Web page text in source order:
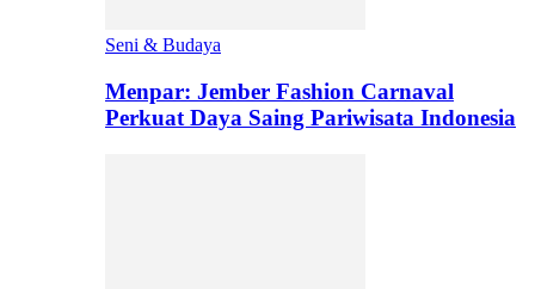
Seni & Budaya
Menpar: Jember Fashion Carnaval
Perkuat Daya Saing Pariwisata Indonesia